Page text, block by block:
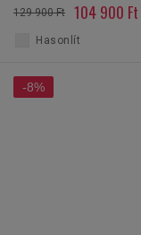
129 900 Ft 104 900 Ft
Hasonlít
-8%